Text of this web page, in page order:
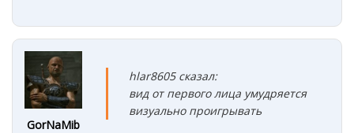
GorNaMib
hlar8605 сказал:
вид от первого лица умудряется
визуально проигрывать